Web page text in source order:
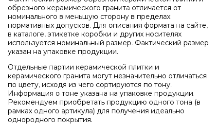
обрезного керамического гранита отличается от
номинального в меньшую сторону в пределах
нормативных допусков. Для описания формата на сайте,
в каталоге, этикетке коробки и других носителях
используется номинальный размер. Фактический размер
указан на упаковке продукции.
Отдельные партии керамической плитки и
керамического гранита могут незначительно отличаться
по цвету, исходя из чего сортируются по тону.
Информация о тоне указана на упаковке продукции.
Рекомендуем приобретать продукцию одного тона (в
рамках одного артикула) для получения идеально
однородного покрытия.